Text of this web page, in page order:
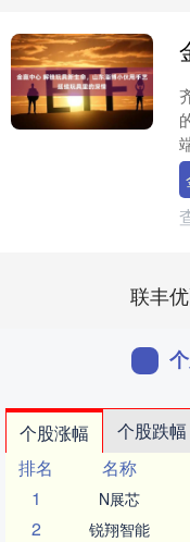
联丰
个股涨幅 个股跌幅
排名
名称
1
N展芯
2 锐翔智能